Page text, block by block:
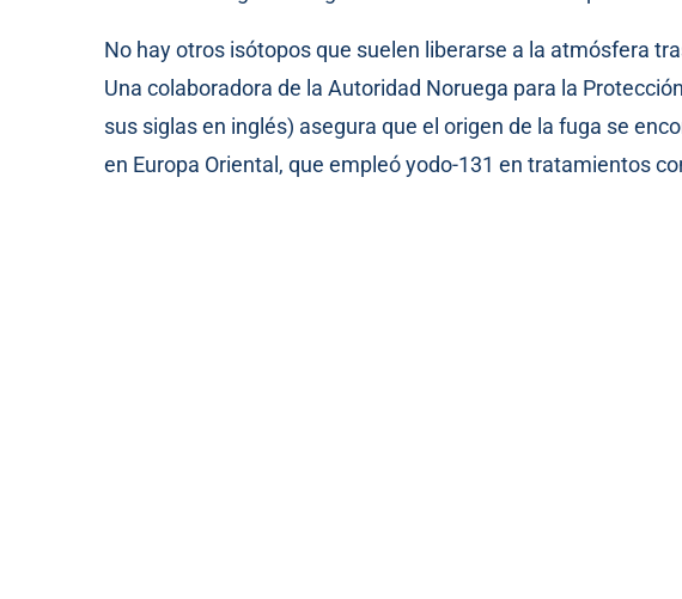
No hay otros isótopos que suelen liberarse a la atmósfera
Una colaboradora de la Autoridad Noruega para la
sus siglas en inglés) asegura que el origen de la fuga se
en Europa Oriental, que empleó yodo-131 en tratamientos